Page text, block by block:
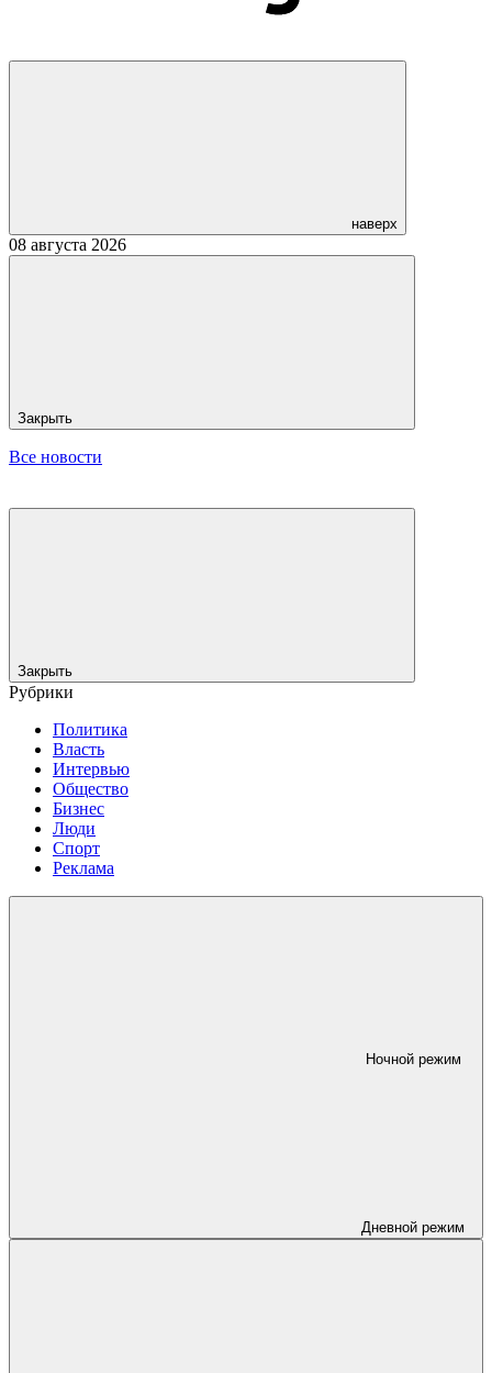
наверх
08 августа 2026
Закрыть
Все новости
Закрыть
Рубрики
Политика
Власть
Интервью
Общество
Бизнес
Люди
Спорт
Реклама
Ночной режим
Дневной режим